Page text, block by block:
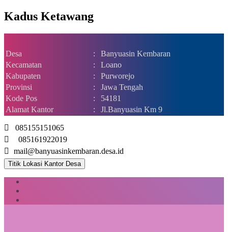
Kadus Ketawang
Desa :
Banyuasin Kembaran
Kecamatan
:
Loano
Kabupaten
:
Purworejo
Provinsi
:
Jawa Tengah
Kode Pos
:
54181
Alamat Kantor
: Jl.Banyuasin Km 9
085155151065
085161922019
mail@banyuasinkembaran.desa.id
Titik Lokasi Kantor Desa